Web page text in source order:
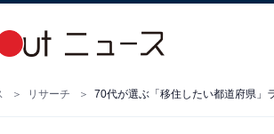
リサーチ 70代が選ぶ「移住したい都道府県」